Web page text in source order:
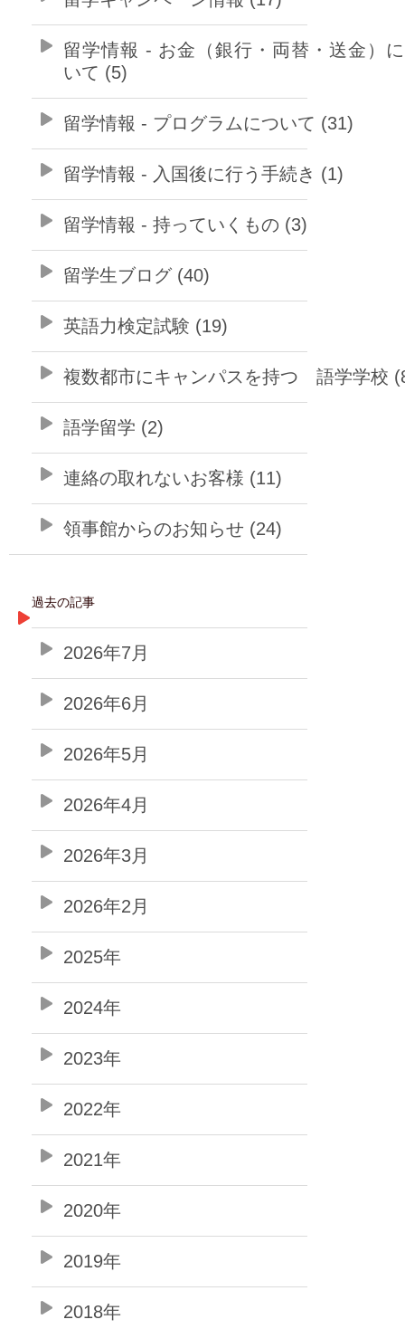
留学情報 - お金（銀行・両替・送金）
いて (5)
留学情報 - プログラムについて (31)
留学情報 - 入国後に行う手続き (1)
留学情報 - 持っていくもの (3)
留学生ブログ (40)
英語力検定試験 (19)
複数都市にキャンパスを持つ 語学学校
語学留学 (2)
連絡の取れないお客様 (11)
領事館からのお知らせ (24)
過去の記事
2026年7月
2026年6月
2026年5月
2026年4月
2026年3月
2026年2月
2025年
2024年
2023年
2022年
2021年
2020年
2019年
2018年